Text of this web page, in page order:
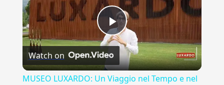
Play
Video
Watch on
MUSEO LUXARDO: Un Viaggio nel Tempo e nel